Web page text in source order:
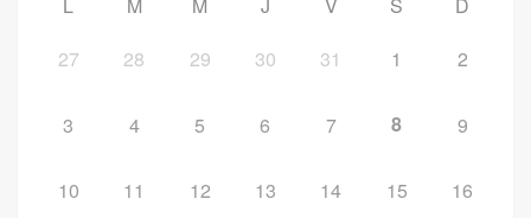
27
28 29 30 31 1 2
3 4 5 6 7 8 9
10 11 12 13 14 15 16